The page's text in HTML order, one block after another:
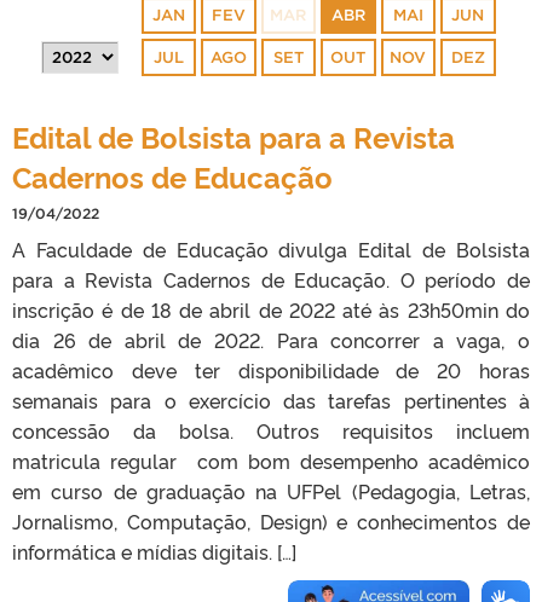
JAN FEV MAR ABR MAI JUN
JUL AGO SET OUT NOV DEZ
Edital de Bolsista para a Revista
Cadernos de Educação
19/04/2022
A Faculdade de Educação divulga Edital de Bolsista
para a Revista Cadernos de Educação. O período de
inscrição é de 18 de abril de 2022 até às 23h50min do
dia 26 de abril de 2022. Para concorrer a vaga, o
acadêmico deve ter disponibilidade de 20 horas
semanais para o exercício das tarefas pertinentes à
concessão da bolsa. Outros requisitos incluem
matricula regular com bom desempenho acadêmico
em curso de graduação na UFPel (Pedagogia, Letras,
Jornalismo, Computação, Design) e conhecimentos de
informática e mídias digitais. […]